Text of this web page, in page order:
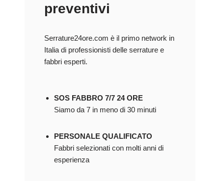
preventivi
Serrature24ore.com è il primo network in
Italia di professionisti delle serrature e
fabbri esperti.
SOS FABBRO 7/7 24 ORE
Siamo da 7 in meno di 30 minuti
PERSONALE QUALIFICATO
Fabbri selezionati con molti anni di
esperienza